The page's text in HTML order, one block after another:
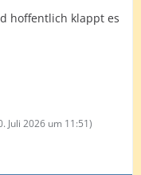
hoffentlich klappt es
Juli 2026 um 11:51)